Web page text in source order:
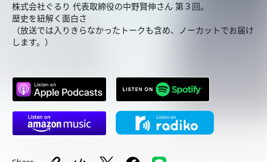
株式会社ぐるり 代表取締役の中野賢伸さん 第３回。
歴史を紐解く面白さ
（放送では入りきらなかったトークも含め、ノーカットでお届け
します。）